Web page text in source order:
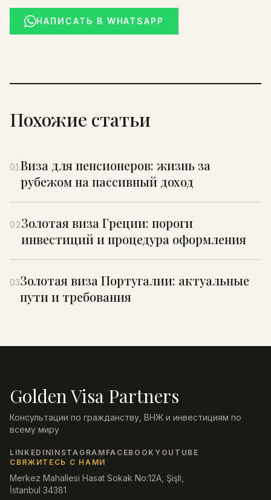
НАПИСАТЬ В WHATSAPP
Похожие статьи
01 Виза для пенсионеров: жизнь за
рубежом на пассивный доход
02Золотая виза Греции: пороги
инвестиций и процедура оформления
03Золотая виза Португалии: актуальные
пути и требования
Golden Visa Partners
Консультации по гражданству, ВНЖ и инвестициям по
всему миру
LINKEDININSTAGRAM FACEBOOK YOUTUBE
СВЯЖИТЕСЬ С НАМИ
Merkez Mahallesi Hasat Sokak No:12A, Şişli,
İstanbul 34381